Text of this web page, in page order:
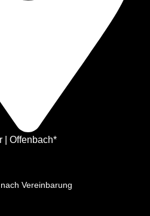
| Offenbach*
Vereinbarung